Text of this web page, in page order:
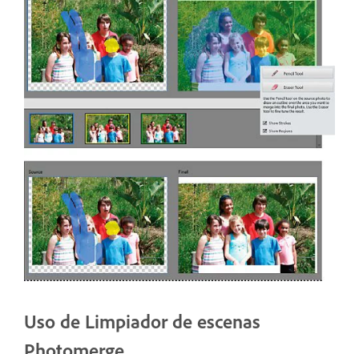
Uso de Limpiador de escenas